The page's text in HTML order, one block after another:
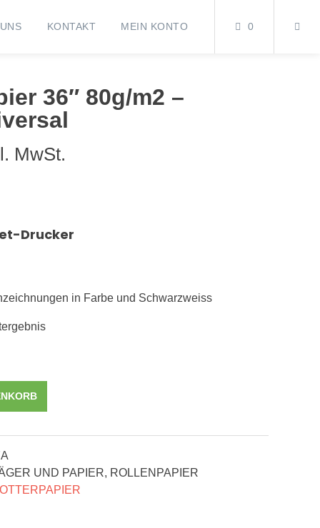
KONTAKT MEIN KONTO 0
36″ 80g/m2 –
MwSt.
Drucker
in Farbe und Schwarzweiss
UND PAPIER, ROLLENPAPIER